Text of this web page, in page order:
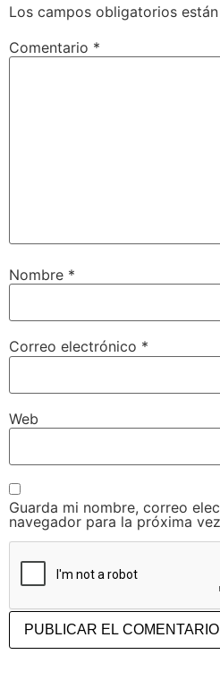
Los campos obligatorios
Comentario *
Nombre *
Correo electrónico *
Web
Guarda mi nombre, correo
navegador para la próxima